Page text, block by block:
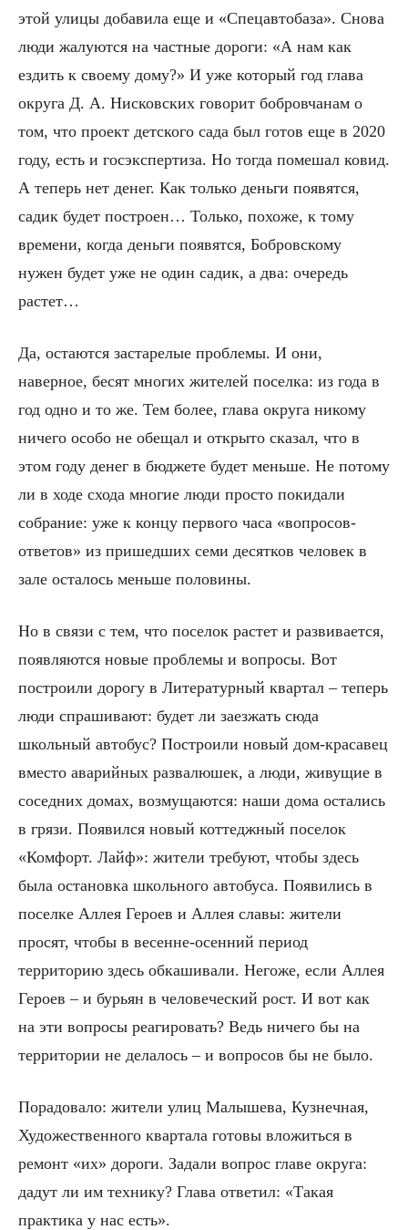
этой улицы добавила еще и «Спецавтобаза». Снова
люди жалуются на частные дороги: «А нам как
ездить к своему дому?» И уже который год глава
округа Д. А. Нисковских говорит бобровчанам о
том, что проект детского сада был готов еще в 2020
году, есть и госэкспертиза. Но тогда помешал ковид.
А теперь нет денег. Как только деньги появятся,
садик будет построен… Только, похоже, к тому
времени, когда деньги появятся, Бобровскому
нужен будет уже не один садик, а два: очередь
растет…
Да, остаются застарелые проблемы. И они,
наверное, бесят многих жителей поселка: из года в
год одно и то же. Тем более, глава округа никому
ничего особо не обещал и открыто сказал, что в
этом году денег в бюджете будет меньше. Не потому
ли в ходе схода многие люди просто покидали
собрание: уже к концу первого часа «вопросов-
ответов» из пришедших семи десятков человек в
зале осталось меньше половины.
Но в связи с тем, что поселок растет и развивается,
появляются новые проблемы и вопросы. Вот
построили дорогу в Литературный квартал – теперь
люди спрашивают: будет ли заезжать сюда
школьный автобус? Построили новый дом-красавец
вместо аварийных развалюшек, а люди, живущие в
соседних домах, возмущаются: наши дома остались
в грязи. Появился новый коттеджный поселок
«Комфорт. Лайф»: жители требуют, чтобы здесь
была остановка школьного автобуса. Появились в
поселке Аллея Героев и Аллея славы: жители
просят, чтобы в весенне-осенний период
территорию здесь обкашивали. Негоже, если Аллея
Героев – и бурьян в человеческий рост. И вот как
на эти вопросы реагировать? Ведь ничего бы на
территории не делалось – и вопросов бы не было.
Порадовало: жители улиц Малышева, Кузнечная,
Художественного квартала готовы вложиться в
ремонт «их» дороги. Задали вопрос главе округа:
дадут ли им технику? Глава ответил: «Такая
практика у нас есть».